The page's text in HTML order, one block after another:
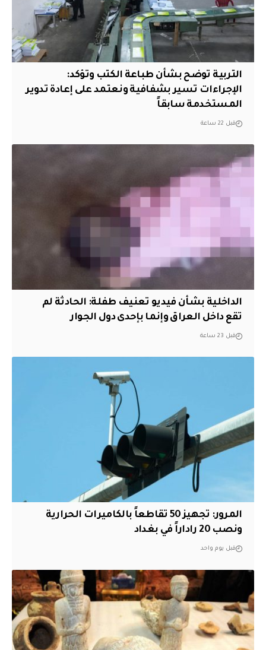
التربية توضح بشأن طباعة الكتب وتؤكد:
الإجراءات تسير بشفافية ونعتمد على إعادة تدوير
المستخدمة سابقاً
قبل 22 ساعة
الداخلية بشأن فيديو تعنيف طفلة: الحادثة لم
تقع داخل العراق وإنما بإحدى دول الجوار
قبل 23 ساعة
المرور: تجهيز 50 تقاطعاً بالكاميرات الحرارية
ونصب 20 راداراً في بغداد
قبل يوم واحد